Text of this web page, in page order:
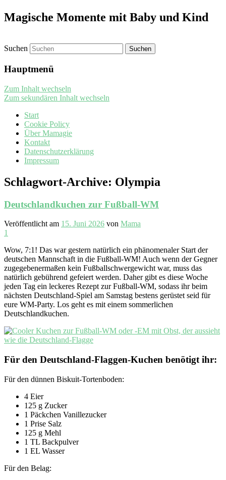
Magische Momente mit Baby und Kind
Suchen
Hauptmenü
Zum Inhalt wechseln
Zum sekundären Inhalt wechseln
Start
Cookie Policy
Über Mamagie
Kontakt
Datenschutzerklärung
Impressum
Schlagwort-Archive: Olympia
Deutschlandkuchen zur Fußball-WM
Veröffentlicht am 15. Juni 2026 von Mama
1
Wow, 7:1! Das war gestern natürlich ein phänomenaler Start der
deutschen Mannschaft in die Fußball-WM! Auch wenn der Gegner
zugegebenermaßen kein Fußballschwergewicht war, muss das
natürlich gebührend gefeiert werden. Daher gibt es diese Woche
jeden Tag ein leckeres Rezept zur Fußball-WM, sodass ihr beim
nächsten Deutschland-Spiel am Samstag bestens gerüstet seid für
eure WM-Party. Los geht es mit einem sommerlichen
Deutschlandkuchen.
Für den Deutschland-Flaggen-Kuchen benötigt ihr:
Für den dünnen Biskuit-Tortenboden:
4 Eier
125 g Zucker
1 Päckchen Vanillezucker
1 Prise Salz
125 g Mehl
1 TL Backpulver
1 EL Wasser
Für den Belag: